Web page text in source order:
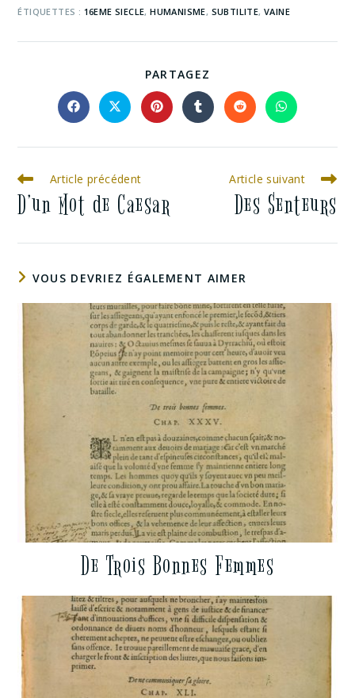
ÉTIQUETTES : 16EME SIECLE, HUMANISME, SUBTILITE, VAINE
PARTAGEZ
Article précédent
D’un Mot de Caesar
Article suivant
Des Senteurs
VOUS DEVRIEZ ÉGALEMENT AIMER
De Trois Bonnes Femmes